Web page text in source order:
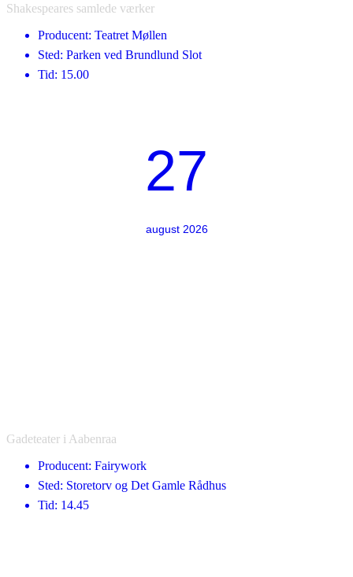
Shakespeares samlede værker
Producent: Teatret Møllen
Sted: Parken ved Brundlund Slot
Tid: 15.00
27
august 2026
Gadeteater i Aabenraa
Producent: Fairywork
Sted: Storetorv og Det Gamle Rådhus
Tid: 14.45